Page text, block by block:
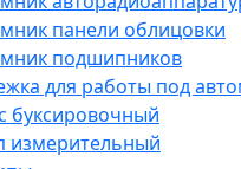
панели облицовки
подшипников
для работы под
буксировочный
измерительный